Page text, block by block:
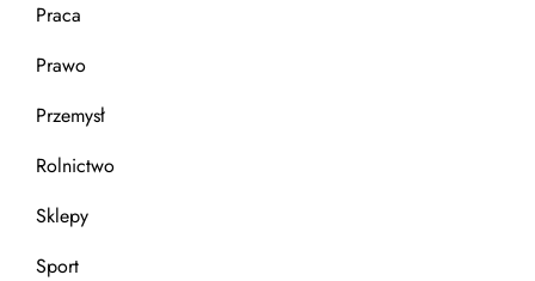
Praca
Prawo
Przemysł
Rolnictwo
Sklepy
Sport